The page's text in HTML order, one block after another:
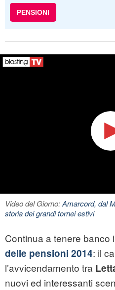
PENSIONI
Video del Giorno:Amarcord, dal
storia dei grandi tornei estivi
Continua a tenere banco
delle pensioni 2014: il
l’avvicendamento tra
nuovi ed interessanti